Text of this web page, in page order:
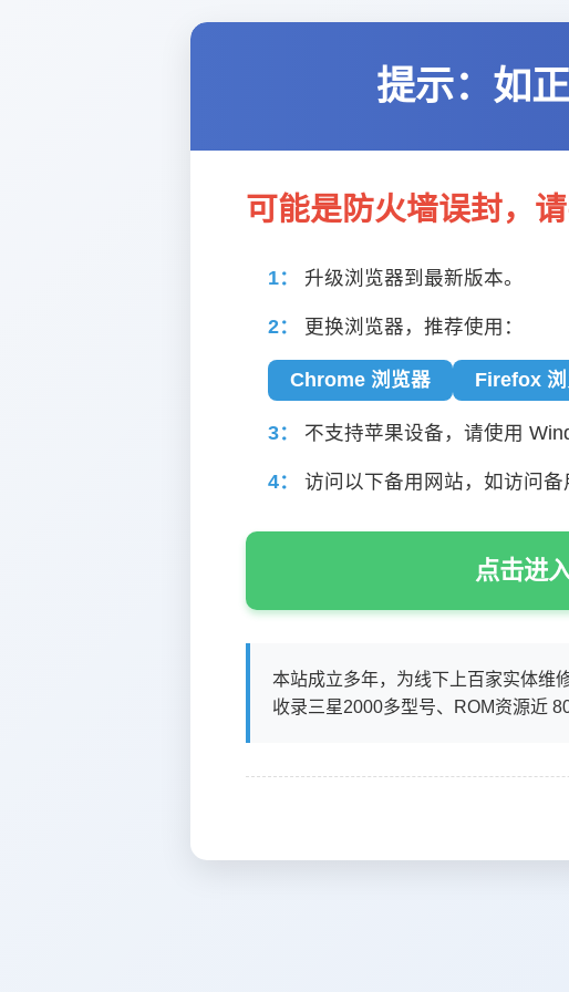
提示：如
可能是防火墙误封，
1： 升级浏览器到最新版本。
2： 更换浏览器，推荐使用：
Chrome 浏览器 Firefox
3： 不支持苹果设备，请使用
4： 访问以下备用网站，如访问备
点击进
本站成立多年，为线下上百家实体维
收录三星2000多型号、ROM资源近